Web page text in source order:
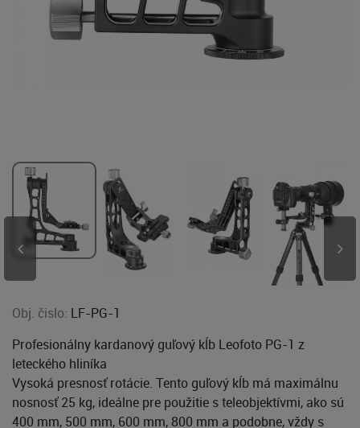
Obj. čislo: LF-PG-1
Profesionálny kardanový guľový kĺb Leofoto PG-1 z
leteckého hliníka
Vysoká presnosť rotácie. Tento guľový kĺb má maximálnu
nosnosť 25 kg, ideálne pre použitie s teleobjektívmi, ako sú
400 mm, 500 mm, 600 mm, 800 mm a podobne, vždy s